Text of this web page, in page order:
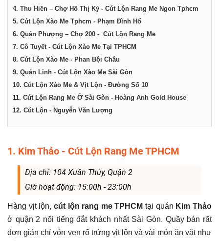
vụ
tại
Thành
phố
Chí
4. Thu Hiền – Chợ Hồ Thị Kỷ - Cút Lộn Rang Me Ngon Tphcm
5. Cút Lộn Xào Me Tphcm - Phạm Đình Hổ
6. Quán Phượng – Chợ 200 - Cút Lộn Rang Me
7. Cô Tuyết - Cút Lộn Xào Me Tại TPHCM
8. Cút Lộn Xào Me - Phan Bội Châu
9. Quán Linh - Cút Lộn Xào Me Sài Gòn
10. Cút Lộn Xào Me & Vịt Lộn - Đường Số 10
11. Cút Lộn Rang Me Ở Sài Gòn - Hoàng Anh Gold House
12. Cút Lộn - Nguyễn Văn Lượng
1. Kim Thảo - Cút Lộn Rang Me TPHCM
Địa chỉ: 104 Xuân Thủy, Quận 2
Giờ hoạt động: 15:00h - 23:00h
Hàng vịt lộn, cút lộn rang me TPHCM tại quán Kim Thảo
ở quận 2 nổi tiếng đắt khách nhất Sài Gòn. Quầy bán rất
đơn giản chỉ vỏn vẹn rổ trứng vịt lộn và vài món ăn vặt như